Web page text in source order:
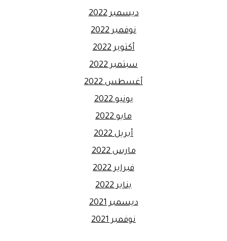
ديسمبر 2022
نوفمبر 2022
أكتوبر 2022
سبتمبر 2022
أغسطس 2022
يونيو 2022
مايو 2022
أبريل 2022
مارس 2022
فبراير 2022
يناير 2022
ديسمبر 2021
نوفمبر 2021